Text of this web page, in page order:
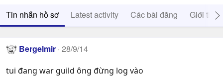
Tin nhắn hồ sơ Latest activity Các bài đăng Giới thiệu
Bergelmir 28/9/14
tui đang war guild ông đừng log vào